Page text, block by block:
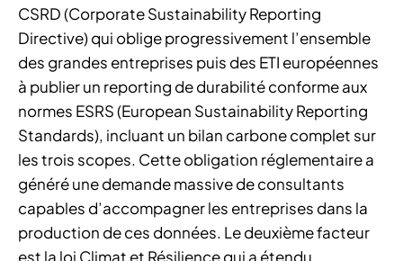
CSRD (Corporate Sustainability Reporting
Directive) qui oblige progressivement l’ensemble
des grandes entreprises puis des ETI européennes
à publier un reporting de durabilité conforme aux
normes ESRS (European Sustainability Reporting
Standards), incluant un bilan carbone complet sur
les trois scopes. Cette obligation réglementaire a
généré une demande massive de consultants
capables d’accompagner les entreprises dans la
production de ces données. Le deuxième facteur
est la loi Climat et Résilience qui a étendu